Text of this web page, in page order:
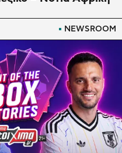
NEWSROOM